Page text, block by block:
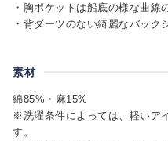
・胸ポケットは船底の様な曲線
・背ダーツのない綺麗なバック
素材
綿85%・麻15%
※洗濯条件によっては、軽いア
す。